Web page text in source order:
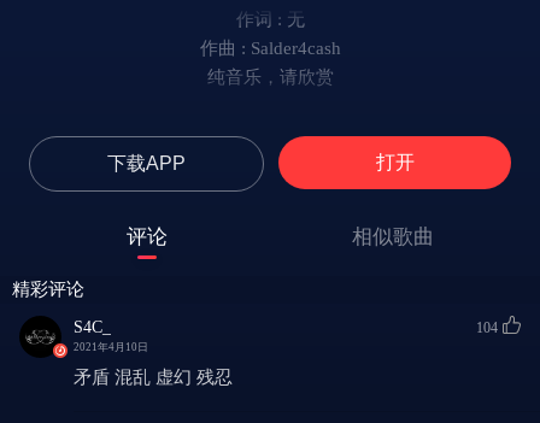
作词 : 无
作曲 : Salder4cash
纯音乐，请欣赏
下载APP 打开
评论 相似歌曲
精彩评论
S4C_
2021年4月10日
104
矛盾 混乱 虚幻 残忍